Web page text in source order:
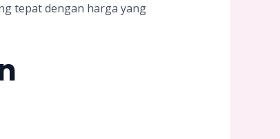
tepat dengan harga yang